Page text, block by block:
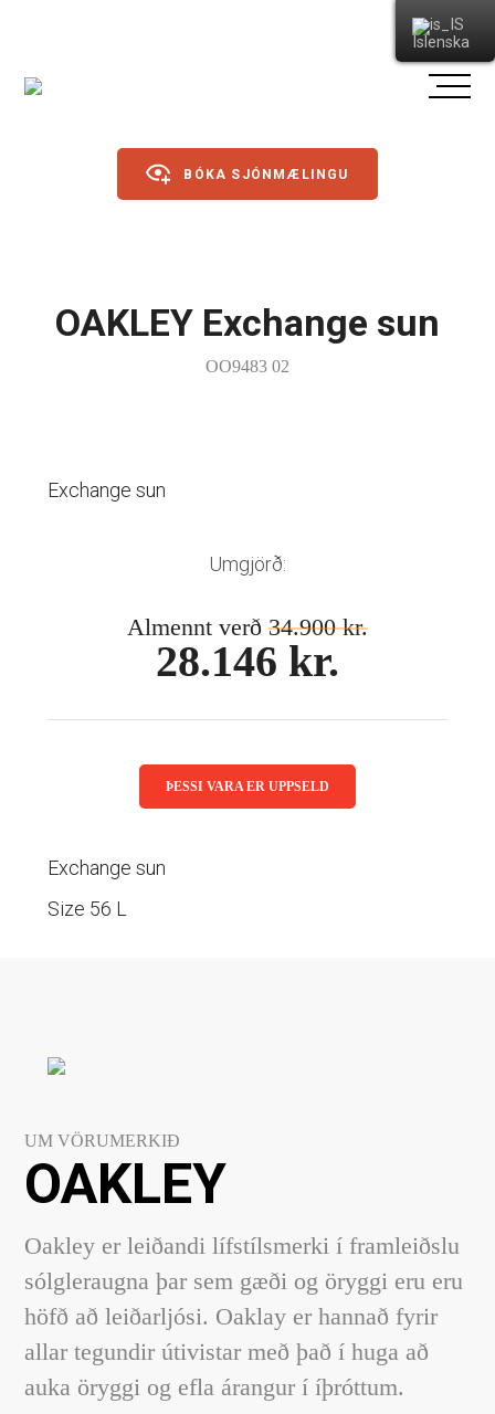
Sólgleraugu
Mánaðarlinsur
Annað
Augndropar/gervitár
Gleraugnaklútar og sprey
BÓKA SJÓNMÆLINGU
OAKLEY Exchange sun
OO9483 02
Exchange sun
Umgjörð:
Almennt verð 34.900 kr.
28.146 kr.
ÞESSI VARA ER UPPSELD
Exchange sun
Size 56 L
UM VÖRUMERKIÐ
OAKLEY
Oakley er leiðandi lífstílsmerki í framleiðslu
sólgleraugna þar sem gæði og öryggi eru eru
höfð að leiðarljósi. Oaklay er hannað fyrir
allar tegundir útivistar með það í huga að
auka öryggi og efla árangur í íþróttum.
Íslenska